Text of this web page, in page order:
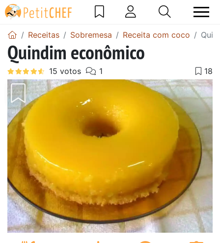
Receitas Sobremesa Receita com coco
Quindim econômico